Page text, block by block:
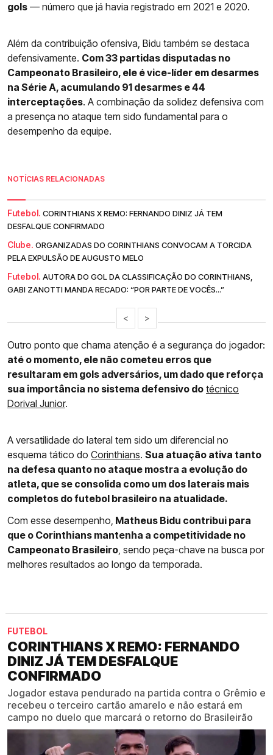
gols — número que já havia registrado em 2021 e 2020.
Além da contribuição ofensiva, Bidu também se destaca
defensivamente. Com 33 partidas disputadas no
Campeonato Brasileiro, ele é vice-líder em desarmes
na Série A, acumulando 91 desarmes e 44
interceptações. A combinação da solidez defensiva com
a presença no ataque tem sido fundamental para o
desempenho da equipe.
NOTÍCIAS RELACIONADAS
Futebol. CORINTHIANS X REMO: FERNANDO DINIZ JÁ TEM
DESFALQUE CONFIRMADO
Clube. ORGANIZADAS DO CORINTHIANS CONVOCAM A TORCIDA
PELA EXPULSÃO DE AUGUSTO MELO
Futebol. AUTORA DO GOL DA CLASSIFICAÇÃO DO CORINTHIANS,
GABI ZANOTTI MANDA RECADO: “POR PARTE DE VOCÊS...”
< >
Outro ponto que chama atenção é a segurança do jogador:
até o momento, ele não cometeu erros que
resultaram em gols adversários, um dado que reforça
sua importância no sistema defensivo do técnico
Dorival Junior.
A versatilidade do lateral tem sido um diferencial no
esquema tático do Corinthians. Sua atuação ativa tanto
na defesa quanto no ataque mostra a evolução do
atleta, que se consolida como um dos laterais mais
completos do futebol brasileiro na atualidade.
Com esse desempenho, Matheus Bidu contribui para
que o Corinthians mantenha a competitividade no
Campeonato Brasileiro, sendo peça-chave na busca por
melhores resultados ao longo da temporada.
FUTEBOL
CORINTHIANS X REMO: FERNANDO
DINIZ JÁ TEM DESFALQUE
CONFIRMADO
Jogador estava pendurado na partida contra o Grêmio e
recebeu o terceiro cartão amarelo e não estará em
campo no duelo que marcará o retorno do Brasileirão